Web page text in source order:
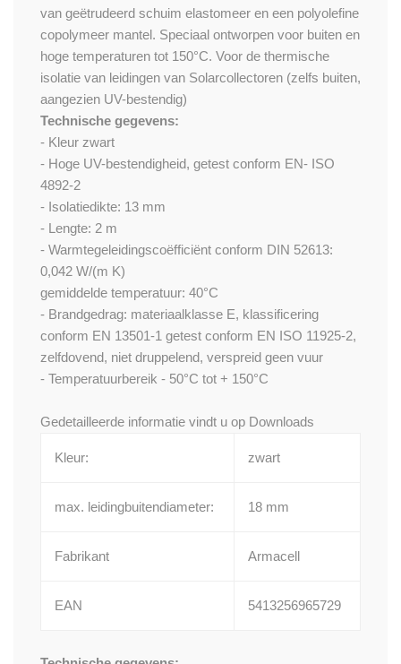
van geëtrudeerd schuim elastomeer en een polyolefine
copolymeer mantel. Speciaal ontworpen voor buiten en
hoge temperaturen tot 150°C. Voor de thermische
isolatie van leidingen van Solarcollectoren (zelfs buiten,
aangezien UV-bestendig)
Technische gegevens:
- Kleur zwart
- Hoge UV-bestendigheid, getest conform EN- ISO
4892-2
- Isolatiedikte: 13 mm
- Lengte: 2 m
- Warmtegeleidingscoëfficiënt conform DIN 52613:
0,042 W/(m K)
gemiddelde temperatuur: 40°C
- Brandgedrag: materiaalklasse E, klassificering
conform EN 13501-1 getest conform EN ISO 11925-2,
zelfdovend, niet druppelend, verspreid geen vuur
- Temperatuurbereik - 50°C tot + 150°C
Gedetailleerde informatie vindt u op Downloads
Kleur: zwart
max. leidingbuitendiameter: 18 mm
Fabrikant Armacell
EAN 5413256965729